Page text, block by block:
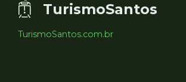
TurismoSantos
TurismoSantos.com.br